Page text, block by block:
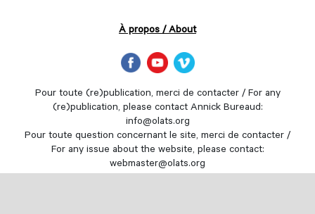
À propos / About
Pour toute (re)publication, merci de contacter / For any
(re)publication, please contact Annick Bureaud:
info@olats.org
Pour toute question concernant le site, merci de contacter /
For any issue about the website, please contact:
webmaster@olats.org